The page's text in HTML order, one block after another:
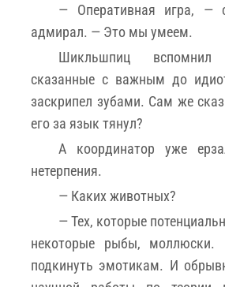
— Оперативная игра, —
адмирал. — Это мы умеем.
Шикльшпиц
сказанные с важным до
заскрипел зубами. Сам же
его за язык тянул?
А координатор уже
нетерпения.
— Каких животных?
— Тех, которые
некоторые рыбы,
подкинуть эмотикам. И